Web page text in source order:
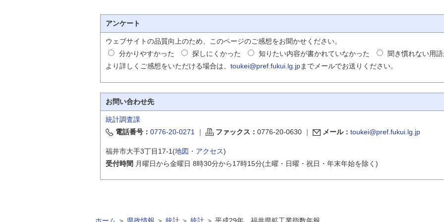
アンケート
ウェブサイトの品質向上のため、このページのご感想をお聞かせください。
分かりやすかった
探しにくかった 知りたい内容が書かれていなかった
聞き慣れない用
より詳しくご感想をいただける場合は、 toukei@pref.fukui.lg.jpまでメールでお送りください。
お問い合わせ先
統計調査課
電話番号： 0776-20-0271 ｜ ファックス： 0776-20-0630 ｜ メール： toukei@pref.fukui.lg.jp
福井市大手3丁目17-1(地図・アクセス)
受付時間 月曜日から金曜日 8時30分から17時15分(土曜・日曜・祝日・年末年始を除く)